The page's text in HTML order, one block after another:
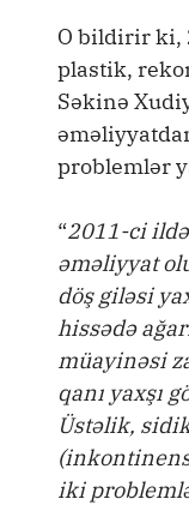
O bildirir ki,
plastik,
Səkinə
problemlər
“2011-ci
əməliyyat
döş giləsi
hissədə
müayinəsi
qanı yaxşı
Üstəlik,
iki